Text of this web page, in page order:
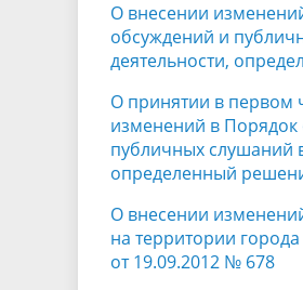
О внесении
обсуждений и
деятельности,
О принятии в первом
изменений в
публичных слушаний
определенный
О внесении
на территории
от 19.09.2012 № 678